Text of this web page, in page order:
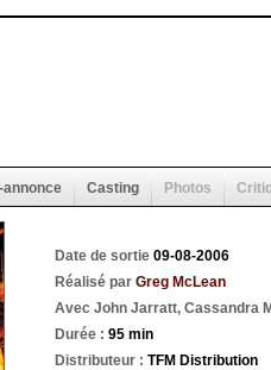
annonce Casting Photos
Date de sortie 09-08-2006
Réalisé par Greg McLean
Avec John Jarratt, Cassandra
Durée : 95 min
Distributeur : TFM Distribution